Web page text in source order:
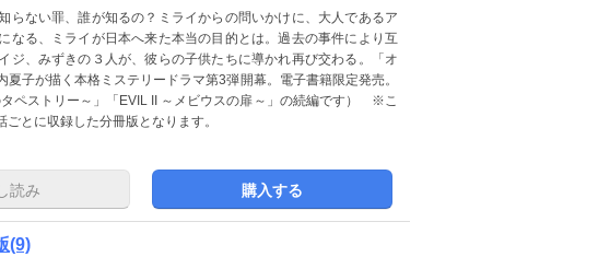
らない罪、誰が知るの？ミライからの問いかけに、大人であるア
なる、ミライが日本へ来た本当の目的とは。過去の事件により互
ジ、みずきの３人が、彼らの子供たちに導かれ再び交わる。「オ
子が描く本格ミステリードラマ第3弾開幕。電子書籍限定発売。
ペストリー～」「EVIL II ～メビウスの扉～」の続編です） ※こ
とに収録した分冊版となります。
読み 購入する
(9)